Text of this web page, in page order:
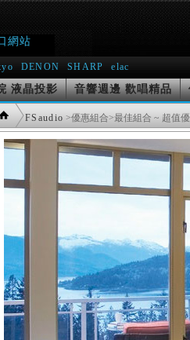
網站
DENON SHARP elac
液晶投影 音響週邊 歡唱精品
FSaudio >優惠組合>最佳組合 ~ 超值